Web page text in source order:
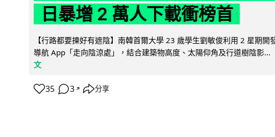
日暴增 2 萬人下載衝榜首
【行路都要揀好有遮陰】南韓首爾大學 23 歲學生劉敏俊利用 2 星期開
導航 App「走向陰涼處」，結合建築物高度、太陽仰角及行道樹陰影...
文
35 3 ↗ 分享